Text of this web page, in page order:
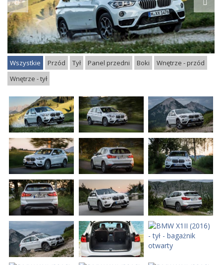
Wszystkie Przód Tył Panel przedni Boki
Wnętrze - przód
Wnętrze - tył